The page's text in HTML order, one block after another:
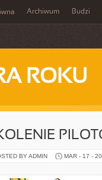
Archiwum Budzi
ROKU
BY ADMIN MAR - 17 -